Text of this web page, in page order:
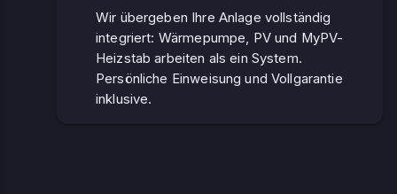
Wir übergeben Ihre Anlage vollständig
integriert: Wärmepumpe, PV und MyPV-
Heizstab arbeiten als ein System.
Persönliche Einweisung und Vollgarantie
inklusive.